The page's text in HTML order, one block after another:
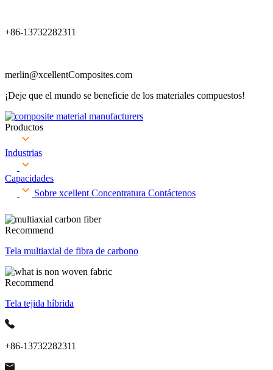
+86-13732282311
merlin@xcellentComposites.com
¡Deje que el mundo se beneficie de los materiales compuestos!
Productos
Industrias
Capacidades
Sobre xcellent Concentratura Contáctenos
Recommend
Tela multiaxial de fibra de carbono
Recommend
Tela tejida híbrida
+86-13732282311